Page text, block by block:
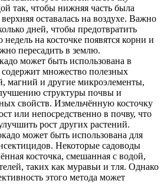
так, чтобы нижняя часть была
оставалась на воздухе. Важно
дней, чтобы предотвратить
недель на косточке появятся корни и
пересадить в землю.
может быть использована в
содержит множество полезных
магний и другие микроэлементы,
структуры почвы и
свойств. Измельчённую косточку
или непосредственно в почву, что
рост других растений.
может быть использована для
Некоторые садоводы
косточка, смешанная с водой,
таких как муравьи и тля. Однако
этого метода может